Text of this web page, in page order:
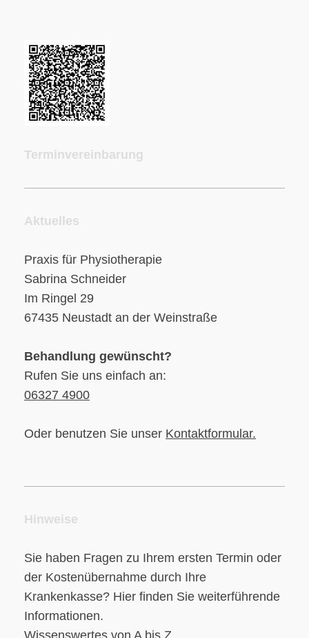
Terminvereinbarung
Aktuelles
Praxis für Physiotherapie
Sabrina Schneider
Im Ringel 29
67435 Neustadt an der Weinstraße
Behandlung gewünscht?
Rufen Sie uns einfach an:
06327 4900
Oder benutzen Sie unser Kontaktformular.
Hinweise
Sie haben Fragen zu Ihrem ersten Termin oder
der Kostenübernahme durch Ihre
Krankenkasse? Hier finden Sie weiterführende
Informationen.